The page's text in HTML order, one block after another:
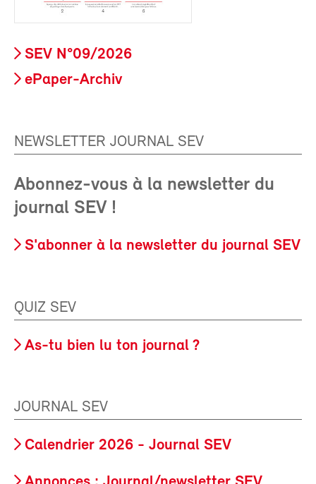
SEV N°09/2026
ePaper-Archiv
NEWSLETTER JOURNAL SEV
Abonnez-vous à la newsletter du
journal SEV !
S'abonner à la newsletter du journal SEV
QUIZ SEV
As-tu bien lu ton journal ?
JOURNAL SEV
Calendrier 2026 - Journal SEV